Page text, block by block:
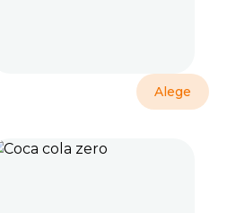
Alege